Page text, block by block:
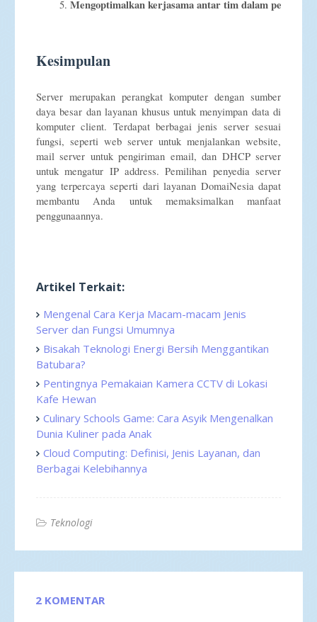
Mengoptimalkan kerjasama antar tim dalam
Kesimpulan
Server merupakan perangkat komputer dengan sumber
daya besar dan layanan khusus untuk menyimpan data di
komputer client. Terdapat berbagai jenis server sesuai
fungsi, seperti web server untuk menjalankan website,
mail server untuk pengiriman email, dan DHCP server
untuk mengatur IP address. Pemilihan penyedia server
yang terpercaya seperti dari layanan DomaiNesia dapat
membantu Anda untuk memaksimalkan manfaat
penggunaannya.
Artikel Terkait:
Mengenal Cara Kerja Macam-macam Jenis
Server dan Fungsi Umumnya
Bisakah Teknologi Energi Bersih Menggantikan
Batubara?
Pentingnya Pemakaian Kamera CCTV di Lokasi
Kafe Hewan
Culinary Schools Game: Cara Asyik Mengenalkan
Dunia Kuliner pada Anak
Cloud Computing: Definisi, Jenis Layanan, dan
Berbagai Kelebihannya
Teknologi
2 KOMENTAR